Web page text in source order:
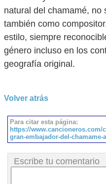
natural del chamamé, no
también como
estilo, siempre
género incluso en los
geografía original.
Volver atrás
Para citar esta página:
https://www.cancioneros.com/
gran-embajador-del-chamame-
Escribe tu comentario